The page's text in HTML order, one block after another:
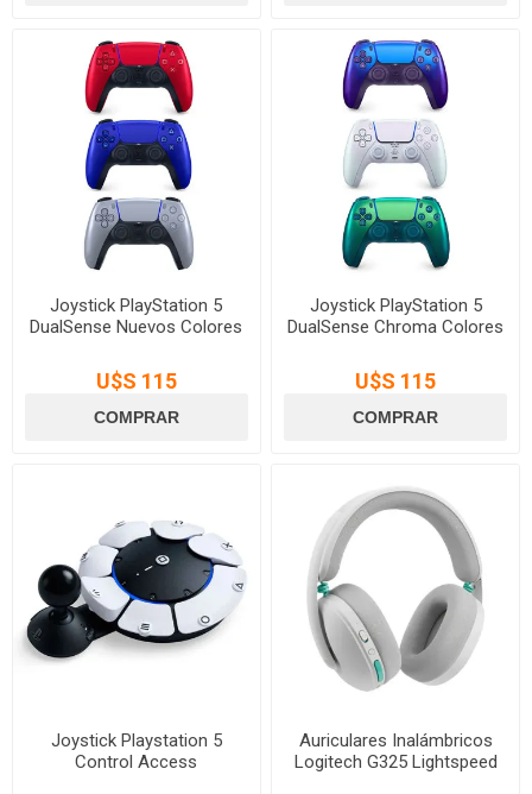
Joystick PlayStation 5
DualSense Nuevos Colores
U$S 115
Joystick PlayStation 5
DualSense Chroma Colores
U$S 115
Joystick Playstation 5
Control Access
Auriculares Inalámbricos
Logitech G325 Lightspeed